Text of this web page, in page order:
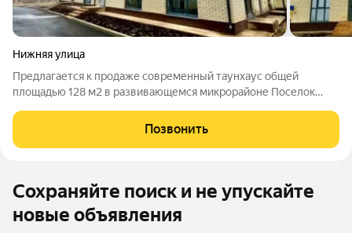
Нижняя улица
Предлагается к продаже современный таунхаус общей
площадью 128 м2 в развивающемся микрорайоне Поселок
городского комфорта, объект находится в 15 минутах езды от
центра Оренбурга, обеспечивая отличную
Позвонить
Сохраняйте поиск и не упускайте
новые объявления